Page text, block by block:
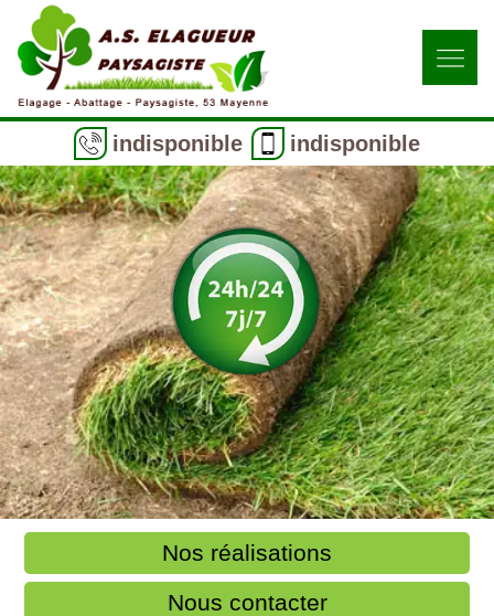
indisponible indisponible
Nos réalisations
Nous contacter